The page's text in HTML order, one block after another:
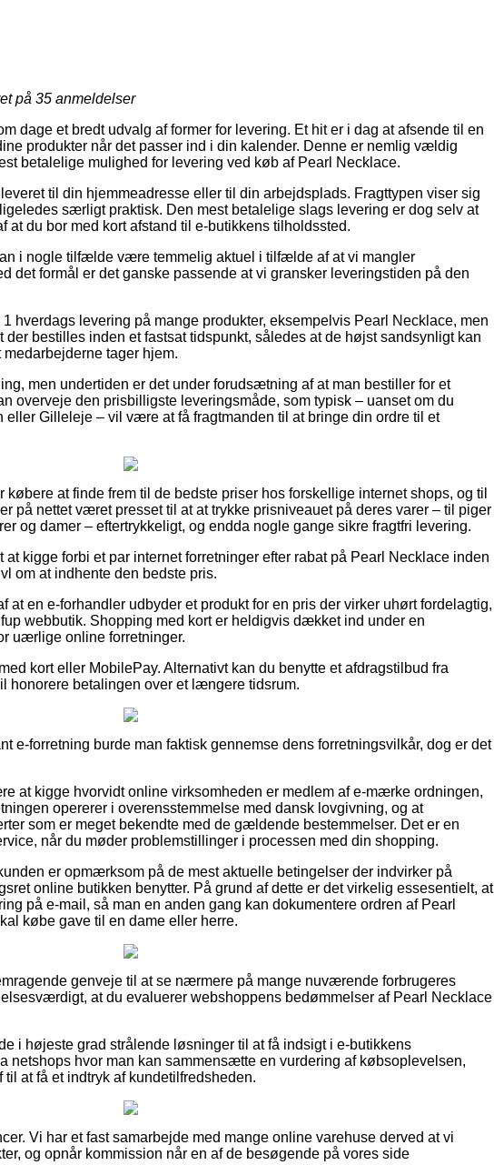
på 35 anmeldelser
dage et bredt udvalg af former for levering. Et hit er i dag at afsende til en
produkter når det passer ind i din kalender. Denne er nemlig vældig
betalelige mulighed for levering ved køb af Pearl Necklace.
til din hjemmeadresse eller til din arbejdsplads. Fragttypen viser sig
særligt praktisk. Den mest betalelige slags levering er dog selv at
at du bor med kort afstand til e-butikkens tilholdssted.
i nogle tilfælde være temmelig aktuel i tilfælde af at vi mangler
det formål er det ganske passende at vi gransker leveringstiden på den
hverdags levering på mange produkter, eksempelvis Pearl Necklace, men
bestilles inden et fastsat tidspunkt, således at de højst sandsynligt kan
tager hjem.
men undertiden er det under forudsætning af at man bestiller for et
overveje den prisbilligste leveringsmåde, som typisk – uanset om du
eller Gilleleje – vil være at få fragtmanden til at bringe din ordre til et
købere at finde frem til de bedste priser hos forskellige internet shops, og til
på nettet været presset til at at trykke prisniveauet på deres varer – til piger
og damer – eftertrykkeligt, og endda nogle gange sikre fragtfri levering.
kigge forbi et par internet forretninger efter rabat på Pearl Necklace inden
om at indhente den bedste pris.
at en e-forhandler udbyder et produkt for en pris der virker uhørt fordelagtig,
webbutik. Shopping med kort er heldigvis dækket ind under en
uærlige online forretninger.
kort eller MobilePay. Alternativt kan du benytte et afdragstilbud fra
honorere betalingen over et længere tidsrum.
e-forretning burde man faktisk gennemse dens forretningsvilkår, dog er det
at kigge hvorvidt online virksomheden er medlem af e-mærke ordningen,
opererer i overensstemmelse med dansk lovgivning, og at
som er meget bekendte med de gældende bestemmelser. Det er en
når du møder problemstillinger i processen med din shopping.
er opmærksom på de mest aktuelle betingelser der indvirker på
online butikken benytter. På grund af dette er det virkelig essesentielt, at
på e-mail, så man en anden gang kan dokumentere ordren af Pearl
købe gave til en dame eller herre.
genveje til at se nærmere på mange nuværende forbrugeres
at du evaluerer webshoppens bedømmelser af Pearl Necklace
i højeste grad strålende løsninger til at få indsigt i e-butikkens
netshops hvor man kan sammensætte en vurdering af købsoplevelsen,
at få et indtryk af kundetilfredsheden.
Vi har et fast samarbejde med mange online varehuse derved at vi
og opnår kommission når en af de besøgende på vores side